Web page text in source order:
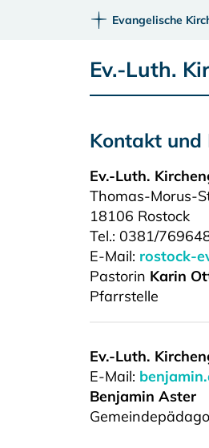
Evangelische
Ev.-Luth.
Kontakt und
Ev.-Luth.
Thomas-Morus-
18106 Rostock
Tel.: 0381/
E-Mail: rostock-
Pastorin Karin
Pfarrstelle
Ev.-Luth.
E-Mail:
Benjamin Aster